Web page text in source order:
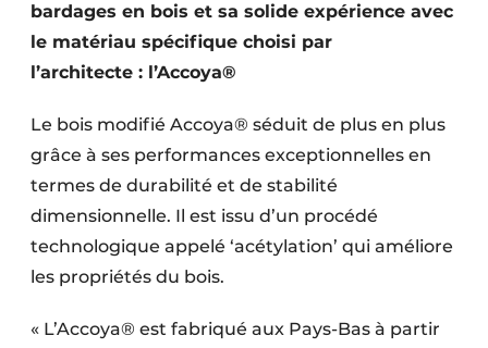
Éclairage
Fondations
Façades
Géotextiles
Infrastructures souterraines et égouttage
Protection solaire
Rénovation
bardages en bois et sa solide expérience avec
le matériau spécifique choisi par
l’architecte : l’Accoya®
Le bois modifié Accoya® séduit de plus en plus
grâce à ses performances exceptionnelles en
termes de durabilité et de stabilité
dimensionnelle. Il est issu d’un procédé
technologique appelé ‘acétylation’ qui améliore
les propriétés du bois.
« L’Accoya® est fabriqué aux Pays-Bas à partir